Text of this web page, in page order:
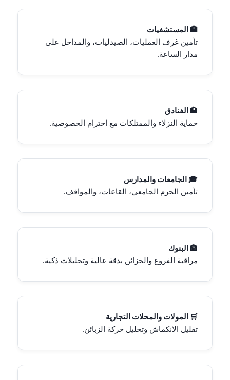
🏥 المستشفيات
تأمين غرف العمليات، الصيدليات، والمداخل على
مدار الساعة.
🏨 الفنادق
حماية النزلاء والممتلكات مع احترام الخصوصية.
🎓 الجامعات والمدارس
تأمين الحرم الجامعي، القاعات، والمواقف.
🏦 البنوك
مراقبة الفروع والخزائن بدقة عالية وتحليلات ذكية.
🛒 المولات والمحلات التجارية
تقليل الانكماش وتحليل حركة الزبائن.